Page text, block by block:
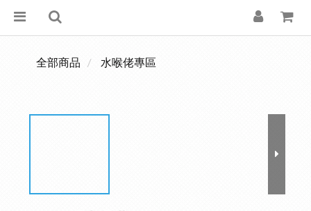
全部商品 水喉佬專區